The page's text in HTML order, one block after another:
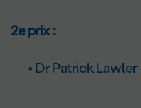
2eprix :
Dr Patrick Lawler